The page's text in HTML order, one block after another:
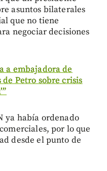
asuntos bilaterales
que no tiene
negociar decisiones
a embajadora de
Petro sobre crisis
ya había ordenado
por lo que
desde el punto de